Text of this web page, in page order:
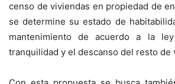
censo de viviendas en propiedad de
se determine su estado de
mantenimiento de acuerdo a la
tranquilidad y el descanso del resto de